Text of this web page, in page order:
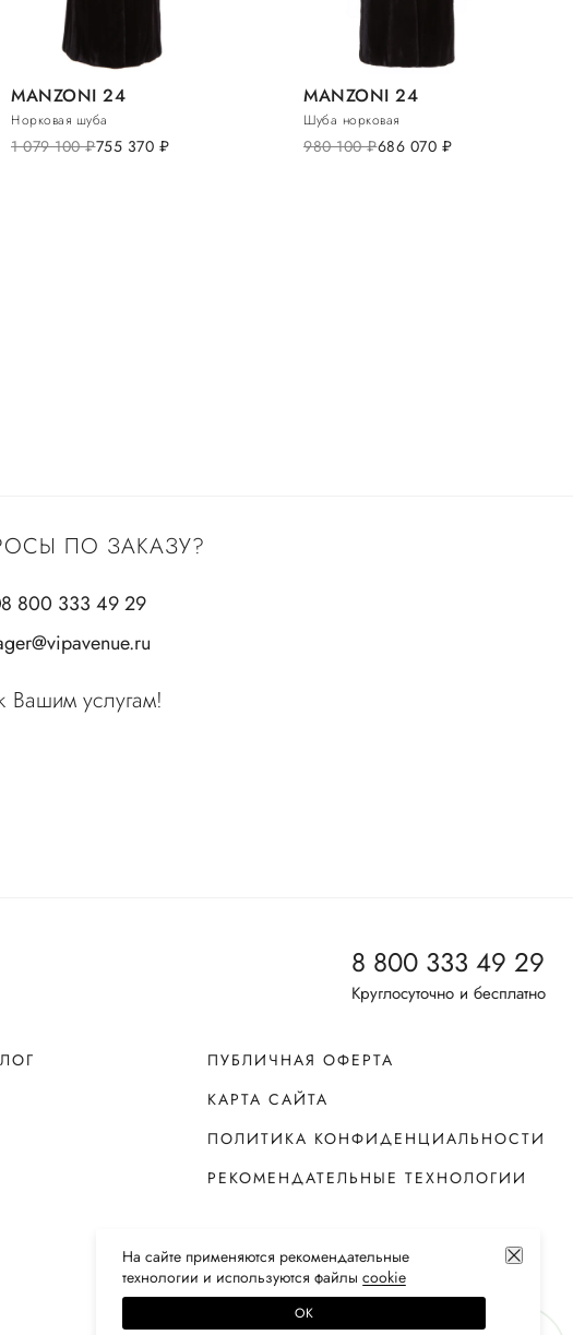
MANZONI 24
Норковая шуба
1 079 100руб.755 370 руб.
MANZONI 24
Шуба норковая
980 100руб.686 070 руб.
ПО ЗАКАЗУ?
8 800 333 49 29
Вашим услугам!
8 800 333 49 29
Круглосуточно и бесплатно
ПУБЛИЧНАЯ ОФЕРТА
КАРТА САЙТА
ПОЛИТИКА КОНФИДЕНЦИАЛЬНОСТИ
РЕКОМЕНДАТЕЛЬНЫЕ ТЕХНОЛОГИИ
На сайте применяются рекомендательные
технологии и используются файлы сооkiе
ОК